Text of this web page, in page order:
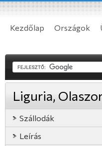
Kezdőlap Országok
Liguria,
Szállodák
Leírás